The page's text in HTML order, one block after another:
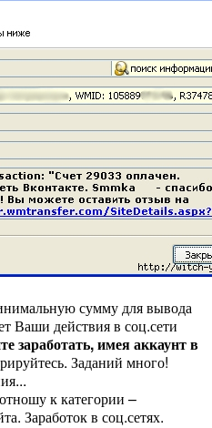
сумму для вывода
Ваши действия в соц.сети
заработать, имея аккаунт в
Заданий много!
к категории –
Заработок в соц.сетях.